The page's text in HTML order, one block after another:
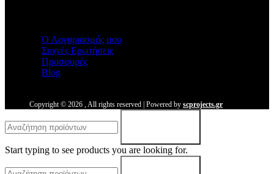
Ο Λογαριασμός μου
Συχνές Ερωτήσεις
Προσφορές
Blog
Copyright © 2026 , All rights reserved | Powered by scprojects.gr
Start typing to see products you are looking for.